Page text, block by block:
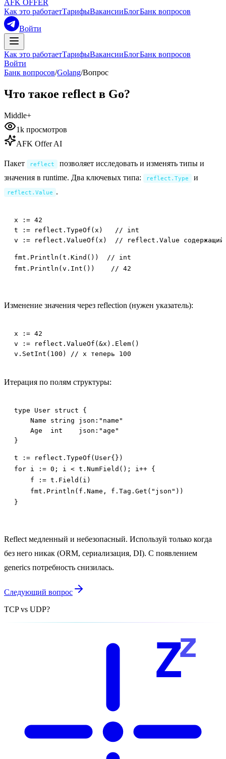
AFK OFFER
Как это работаетТарифыВакансииБлогБанк вопросов
Войти
Как это работаетТарифыВакансииБлогБанк вопросов
Войти
Банк вопросов/Golang/Вопрос
Что такое reflect в Go?
Middle+
1k просмотров
AFK Offer AI
Пакет reflect
позволяет исследовать и изменять типы и
значения в runtime. Два ключевых типа:
reflect.Type и
reflect.Value .
x := 42
t := reflect.TypeOf(x)   // int
fmt.Println(t.Kind())  // int
fmt.Println(v.Int())    // 42
Изменение значения через reflection (нужен указатель):
x := 42
v := reflect.ValueOf(&x).Elem()
v.SetInt(100) // x теперь 100
Итерация по полям структуры:
type User struct {
    Name string
json:"name"
    Age  int
json:"age"
t := reflect.TypeOf(User{})
for i := 0; i < t.NumField(); i++ {
    f := t.Field(i)
    fmt.Println(f.Name, f.Tag.Get("json"))
}
Reflect медленный и небезопасный. Используй только когда
без него никак (ORM, сериализация, DI). С появлением
generics потребность снизилась.
Следующий вопрос
TCP vs UDP?
Zz